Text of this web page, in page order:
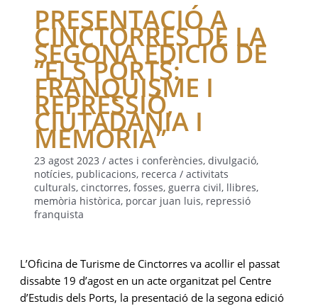
PRESENTACIÓ A
CINCTORRES DE LA
SEGONA EDICIÓ DE
“ELS PORTS:
FRANQUISME I
REPRESSIÓ,
CIUTADANIA I
MEMÒRIA”
23 agost 2023 / actes i conferències, divulgació,
notícies, publicacions, recerca / activitats
culturals, cinctorres, fosses, guerra civil, llibres,
memòria històrica, porcar juan luis, repressió
franquista
L’Oficina de Turisme de Cinctorres va acollir el passat
dissabte 19 d’agost en un acte organitzat pel Centre
d’Estudis dels Ports, la presentació de la segona edició